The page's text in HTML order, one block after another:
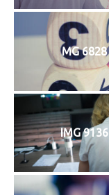
MG 6828
IMG 9136